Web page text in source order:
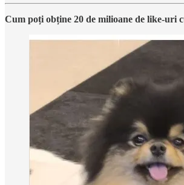
Cum poți obține 20 de milioane de like-uri